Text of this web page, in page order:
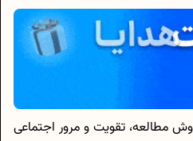
مطالعه، تقویت و مرور اجتماعی